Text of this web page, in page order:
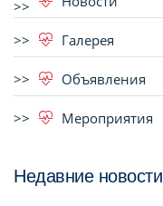
Галерея
Объявления
Мероприятия
Недавние новости